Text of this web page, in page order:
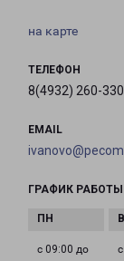
на карте
ТЕЛЕФОН
8(4932) 260-330
EMAIL
ГРАФИК РАБОТЫ
с 09:00 до